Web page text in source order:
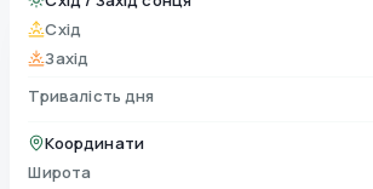
Схід
Захід
Тривалість дня
Координати
Широта